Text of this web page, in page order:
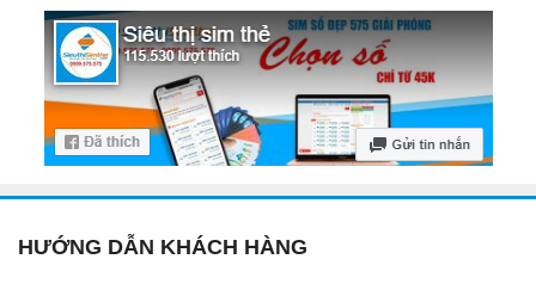
HƯỚNG DẪN KHÁCH HÀNG